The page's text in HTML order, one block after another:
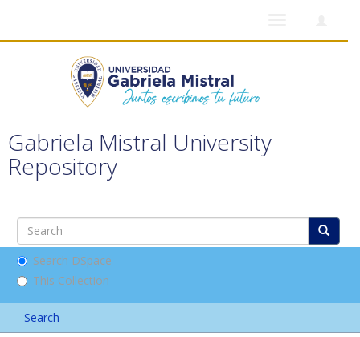
Gabriela Mistral University
Repository
Search DSpace
This Collection
Search